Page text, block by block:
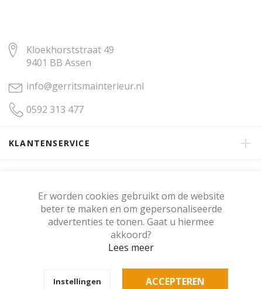
Er worden cookies gebruikt om de website
beter te maken en om gepersonaliseerde
advertenties te tonen. Gaat u hiermee
akkoord?
Lees meer
Instellingen ACCEPTEREN
Kloekhorststraat 49
9401 BB Assen
info@gerritsmainterieur.nl
0592 313 477
KLANTENSERVICE
KLANTENBEOORDELING
Copyright © Gerritsma Interieur.